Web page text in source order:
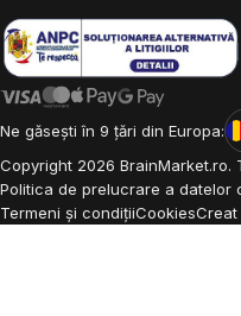
Ne găsești în 9 țări din Europa:
Copyright 2026 BrainMarket.ro.
Politica de prelucrare a datelor
Termeni și condițiiCookiesCreat